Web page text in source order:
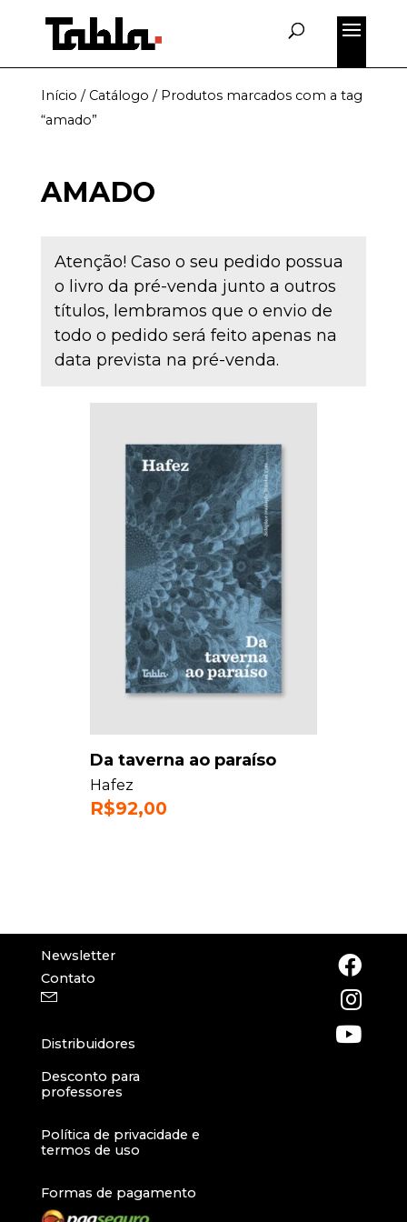
Início / Catálogo / Produtos marcados com a tag
“amado”
AMADO
Atenção! Caso o seu pedido possua
o livro da pré-venda junto a outros
títulos, lembramos que o envio de
todo o pedido será feito apenas na
data prevista na pré-venda.
Da taverna ao paraíso
Hafez
R$92,00
Newsletter
Contato
Distribuidores
Desconto para
professores
Política de privacidade e
termos de uso
Formas de pagamento